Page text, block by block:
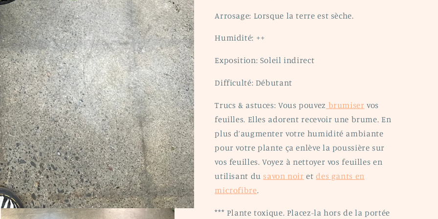
Arrosage: Lorsque la terre est sèche.
Humidité: ++
Exposition: Soleil indirect
Difficulté: Débutant
Trucs & astuces: Vous pouvez brumiser vos
feuilles. Elles adorent recevoir une brume. En
plus d’augmenter votre humidité ambiante
pour votre plante ça enlève la poussière sur
vos feuilles. Voyez à nettoyer vos feuilles en
utilisant du savon noir etdes gants en
microfibre.
*** Plante toxique. Placez-la hors de la portée